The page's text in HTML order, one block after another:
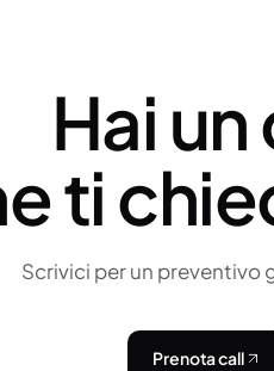
Hai
ti
Scrivici per un preventivo
Prenota call